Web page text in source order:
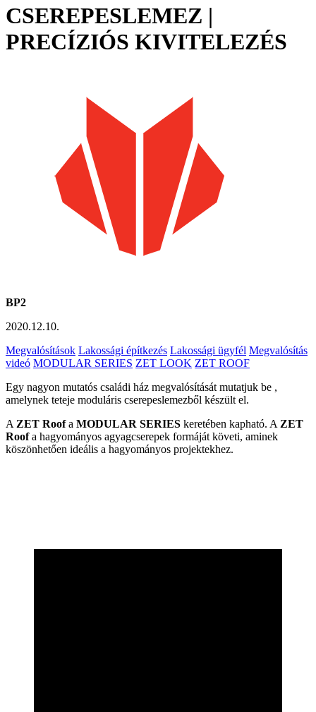
CSEREPESLEMEZ |
PRECÍZIÓS KIVITELEZÉS
BP2
2020.12.10.
Megvalósítások Lakossági építkezés Lakossági ügyfél Megvalósítás
videó MODULAR SERIES ZET LOOK ZET ROOF
Egy nagyon mutatós családi ház megvalósítását mutatjuk be ,
amelynek teteje moduláris cserepeslemezből készült el.
A ZET Roofa MODULAR SERIES keretében kapható. A ZET
Roofa hagyományos agyagcserepek formáját követi, aminek
köszönhetően ideális a hagyományos projektekhez.